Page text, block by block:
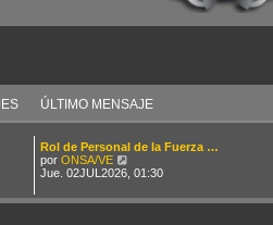
a
r
ÚLTIMO MENSAJE
Rol de Personal de la Fuerza …
por ONSA/VE
e
ú
Jue. 02JUL2026, 01:30